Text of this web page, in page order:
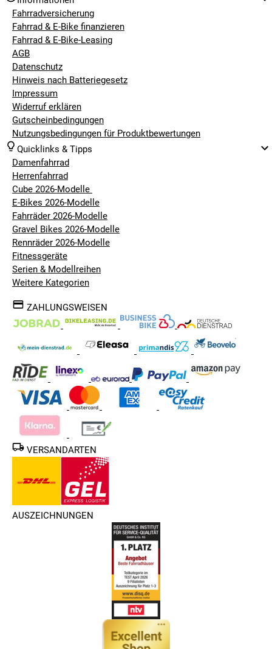
Fahrradversicherung
Fahrrad & E-Bike finanzieren
Fahrrad & E-Bike-Leasing
AGB
Datenschutz
Hinweis nach Batteriegesetz
Impressum
Widerruf erklären
Gutscheinbedingungen
Nutzungsbedingungen für Produktbewertungen
Quicklinks & Tipps
Damenfahrrad
Herrenfahrrad
Cube 2026-Modelle
E-Bikes 2026-Modelle
Fahrräder 2026-Modelle
Gravel Bikes 2026-Modelle
Rennräder 2026-Modelle
Fitnessgeräte
Serien & Modellreihen
Weitere Kategorien
ZAHLUNGSWEISEN
VERSANDARTEN
AUSZEICHNUNGEN